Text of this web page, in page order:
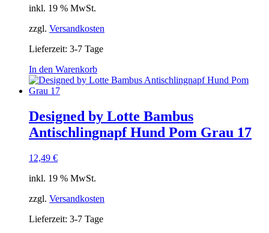
inkl. 19 % MwSt.
zzgl. Versandkosten
Lieferzeit: 3-7 Tage
In den Warenkorb
Designed by Lotte Bambus
Antischlingnapf Hund Pom Grau 17
12,49 €
inkl. 19 % MwSt.
zzgl. Versandkosten
Lieferzeit: 3-7 Tage